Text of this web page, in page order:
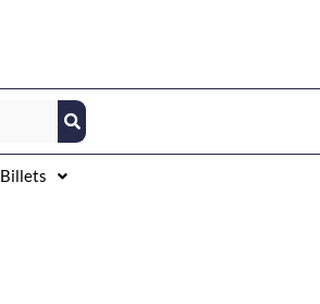
Billets